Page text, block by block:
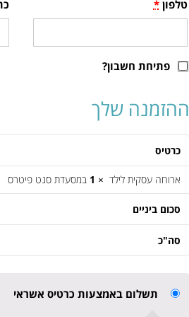
טלפון*
פתיחת חשבון?
ההזמנה שלך
כרטיס
ארוחה עסקית לילד × 1 במסעדת סנט פיטרס
סכום ביניים
סה"כ
תשלום באמצעות כרטיס אשראי